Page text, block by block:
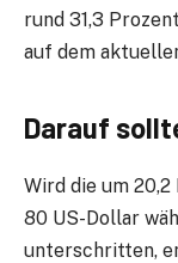
rund 31,3
auf dem
Darauf
Wird die um
80 US-Dollar
unterschritten,